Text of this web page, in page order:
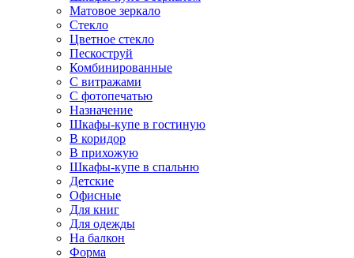
Матовое зеркало
Стекло
Цветное стекло
Пескоструй
Комбинированные
С витражами
С фотопечатью
Назначение
Шкафы-купе в гостиную
В коридор
В прихожую
Шкафы-купе в спальню
Детские
Офисные
Для книг
Для одежды
На балкон
Форма